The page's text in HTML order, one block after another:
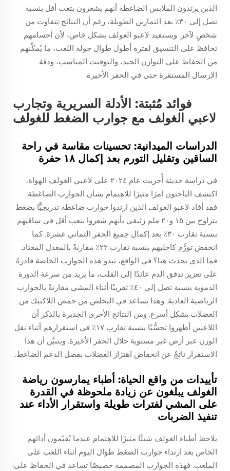
الذين يرتدون الملابس الضاغطة أنهم يشعرون بتعب أقل بنسبة
تصل إلى ٣٠٪ بعد التمارين الطويلة، رغم أن النتائج تتفاوت من
شخصٍ لآخر. ويستفيد لاعبو الغولف بشكل خاص، لأن أجسامهم
تحافظ على التنسيق لفترة أطول طوال جولة اللعب، ما يُمكِّنهم
من الحفاظ على التوازن الجيد، والتوقيت المناسب، ودقة
الإرسال المستقرة حتى في الحفر الأخيرة.
فوائد مُثبتة: الأدلة السريرية وتجارب
لاعبي الغولف مع جوارب الضغط للغولف
الدراسات الميدانية: تحسينات مقاسة في راحة
الساقين وتقليل التورم بعد إكمال ١٨ حفرة
في دراسة حديثة أُجريت عام ٢٠٢٤ على لاعبي الغولف الهواة،
اكتشف الباحثون أمرًا مثيرًا للاهتمام بشأن الجوارب الضاغطة.
فقد أفاد لاعبو الغولف الذين ارتدوا جوارب ضاغطة تدريجيًّا بضغط
يتراوح بين ١٥ و٢٠ ملم زئبقي بأنهم شعروا بتعب أقل في ساقيهم
بنسبة تقارب ٣٠٪ بعد إكمال جميع الحفر الثماني عشرة. كما
انخفض تورُّم كاحليهم بنسبة تقارب ٢٢٪ مقارنةً بالمعدل المعتاد.
فما الذي يحدث هنا؟ في الواقع، تبدو هذه الجوارب الخاصة قادرةً
على تعزيز تدفق الدم عائدًا إلى القلب، ما يزيد من سرعة الدورة
الدموية بنسبة تصل إلى ٤٠٪ تقريبًا أثناء المشي مقارنةً بالجوارب
الرياضية العادية. وهذا يساعد في التخلص من حمض اللاكتيك من
العضلات بشكل أسرع. ومن النتائج الأخرى الجديرة بالذكر أن
اللاعبين أظهروا تحسُّنًا بنسبة تقارب ١٧٪ في استقرارهم أثناء نقل
الوزن عبر أرض غير مستوية خلال الحفر الأخيرة. ويتبيَّن أن هذا
الاستقرار ناتجٌ عن انخفاض اهتزاز العضلات بفضل الدعم الضاغط.
تأييدات من واقع الحياة: أطباء يمارسون رياضة
الغولف يبلغون عن زيادة ملحوظة في القدرة
على المشي لفترات طويلة واستقرار الأداء عند
تنفيذ الضربات
يلاحظ أطباء الغولف شيئًا مثيرًا للاهتمام عندما يُقيّمون أدائهم
الخاص بعد ارتداء جوارب الضغط طوال اليوم أثناء اللعب على
الملعب. فهذه الجوارب المصممة خصيصًا تساعد في الحفاظ على